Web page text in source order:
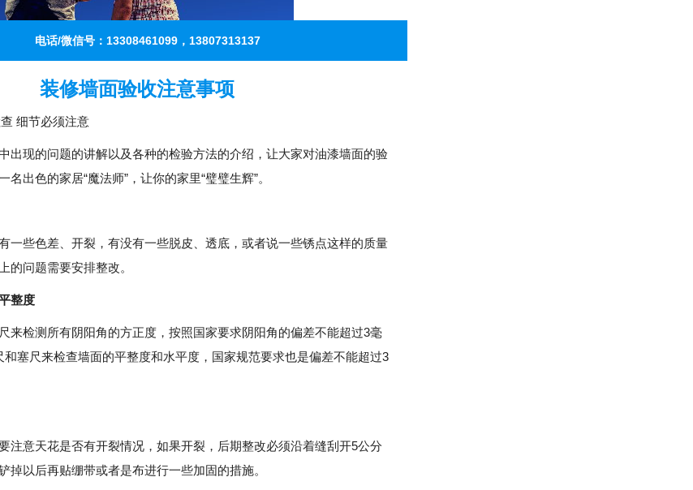
电话/微信号：13308461099，13807313137
装修墙面验收注意事项
查 细节必须注意
现的问题的讲解以及各种的检验方法的介绍，让大家对油漆墙面的验
名出色的家居“魔法师”，让你的家里“璧璧生辉”。
些色差、开裂，有没有一些脱皮、透底，或者说一些锈点这样的质量
上的问题需要安排整改。
整度
检测所有阴阳角的方正度，按照国家要求阴阳角的偏差不能超过3毫
和塞尺来检查墙面的平整度和水平度，国家规范要求也是偏差不能超过3
意天花是否有开裂情况，如果开裂，后期整改必须沿着缝刮开5公分
掉以后再贴绷带或者是布进行一些加固的措施。